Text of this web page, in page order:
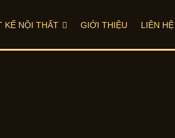
KẾ NỘI THẤT GIỚI THIỆU LIÊN HỆ